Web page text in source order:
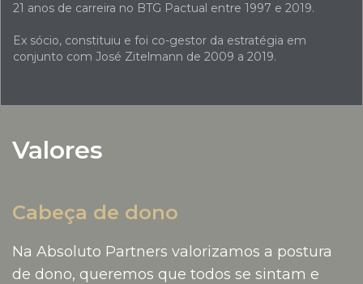
21 anos de carreira no BTG Pactual entre 1997 e 2019.
Ex sócio, constituiu e foi co-gestor da estratégia em
conjunto com José Zitelmann de 2009 a 2019.
Valores
Cabeça de dono
Na Absoluto Partners valorizamos a postura
de dono, queremos que todos se sintam e